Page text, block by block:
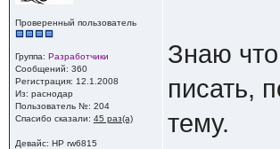
Проверенный пользователь
Группа: Разработчики
Сообщений: 360
Регистрация: 12.1.2008
Из: раснодар
Пользователь №: 204
Спасибо сказали: 45 раз(а)
Девайс: НР rw6815
Знаю
писать,
тему.